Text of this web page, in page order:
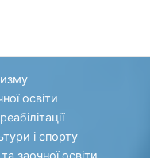
освіти
і спорту